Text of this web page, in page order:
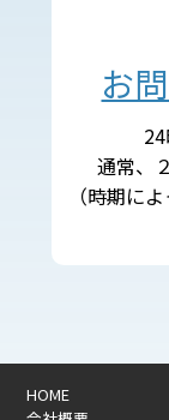
お
通常、
（時期に
HOME